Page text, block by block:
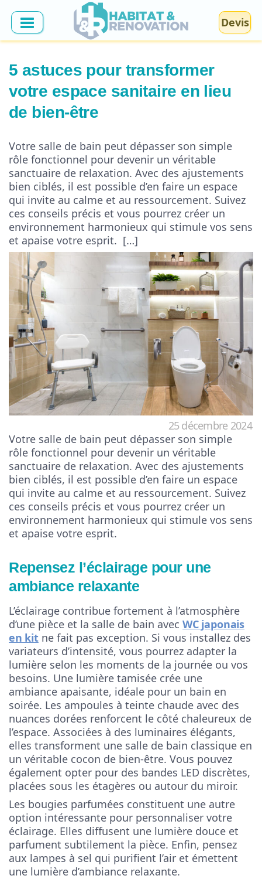
Devis
5 astuces pour transformer
votre espace sanitaire en lieu
de bien-être
Votre salle de bain peut dépasser son simple
rôle fonctionnel pour devenir un véritable
sanctuaire de relaxation. Avec des ajustements
bien ciblés, il est possible d’en faire un espace
qui invite au calme et au ressourcement. Suivez
ces conseils précis et vous pourrez créer un
environnement harmonieux qui stimule vos sens
et apaise votre esprit. […]
25 décembre 2024
Votre salle de bain peut dépasser son simple
rôle fonctionnel pour devenir un véritable
sanctuaire de relaxation. Avec des ajustements
bien ciblés, il est possible d’en faire un espace
qui invite au calme et au ressourcement. Suivez
ces conseils précis et vous pourrez créer un
environnement harmonieux qui stimule vos sens
et apaise votre esprit.
Repensez l’éclairage pour une
ambiance relaxante
L’éclairage contribue fortement à l’atmosphère
d’une pièce et la salle de bain avec WC japonais
en kitne fait pas exception. Si vous installez des
variateurs d’intensité, vous pourrez adapter la
lumière selon les moments de la journée ou vos
besoins. Une lumière tamisée crée une
ambiance apaisante, idéale pour un bain en
soirée. Les ampoules à teinte chaude avec des
nuances dorées renforcent le côté chaleureux de
l’espace. Associées à des luminaires élégants,
elles transforment une salle de bain classique en
un véritable cocon de bien-être. Vous pouvez
également opter pour des bandes LED discrètes,
placées sous les étagères ou autour du miroir.
Les bougies parfumées constituent une autre
option intéressante pour personnaliser votre
éclairage. Elles diffusent une lumière douce et
parfument subtilement la pièce. Enfin, pensez
aux lampes à sel qui purifient l’air et émettent
une lumière d’ambiance relaxante.